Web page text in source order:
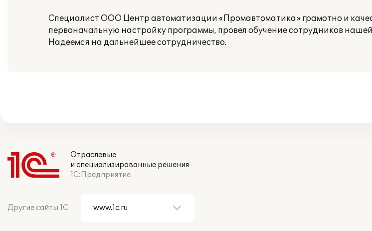
Специалист ООО Центр автоматизации «Промавтоматика» грамотно и
первоначальную настройку программы, провел обучение сотрудников
Надеемся на дальнейшее сотрудничество.
Отраслевые
и специализированные решения
1С:Предприятие
Другие сайты 1С